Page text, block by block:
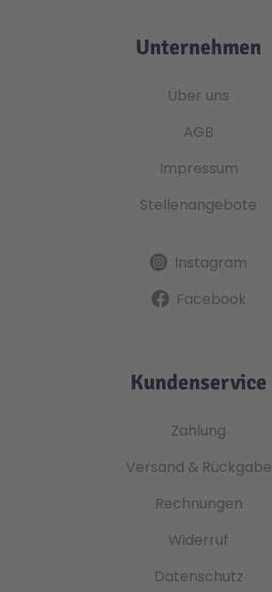
Unternehmen
Über uns
AGB
Impressum
Stellenangebote
Instagram
Facebook
Kundenservice
Zahlung
Versand & Rückgabe
Rechnungen
Widerruf
Datenschutz